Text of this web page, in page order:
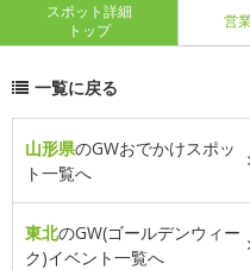
スポット詳細
トップ
営
一覧に戻る
山形県のGWおでかけスポッ
ト一覧へ
東北のGW(ゴールデンウィー
ク)イベント一覧へ